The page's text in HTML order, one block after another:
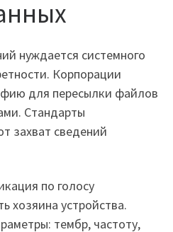
нуждается системного
Корпорации
для пересылки файлов
Стандарты
захват сведений
по голосу
хозяина устройства.
тембр, частоту,